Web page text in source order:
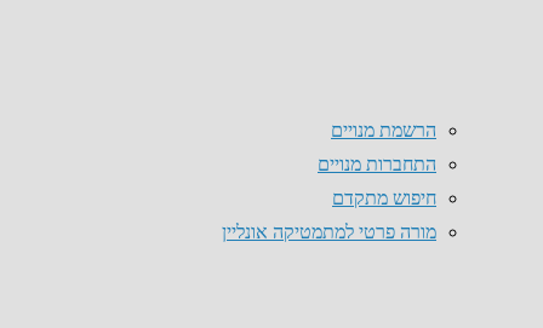
הרשמת מנויים
התחברות מנויים
חיפוש מתקדם
מורה פרטי למתמטיקה אונליין